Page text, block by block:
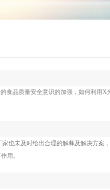
食品质量安全意识的加强，如何利用X
也未及时给出合理的解释及解决方案
用。